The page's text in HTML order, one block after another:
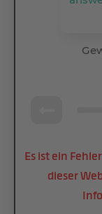
Es ist ein
dieser